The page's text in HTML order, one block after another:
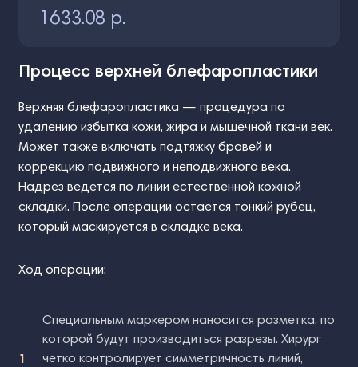
1633.08 р.
Процесс верхней блефаропластики
Верхняя блефаропластика — процедура по
удалению избытка кожи, жира и мышечной ткани век.
Может также включать подтяжку бровей и
коррекцию подвижного и неподвижного века.
Надрез ведется по линии естественной кожной
складки. После операции остается тонкий рубец,
который маскируется в складке века.
Ход операции:
Специальным маркером наносится разметка, по
которой будут производиться разрезы. Хирург
четко контролирует симметричность линий,